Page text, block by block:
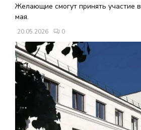
Н
О
Е
М
Желающие смогут принять участие
мая.
20.05.2026 0